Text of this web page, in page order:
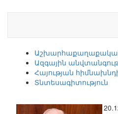
Ազգային
Հայության
Տնտեսագիտություն